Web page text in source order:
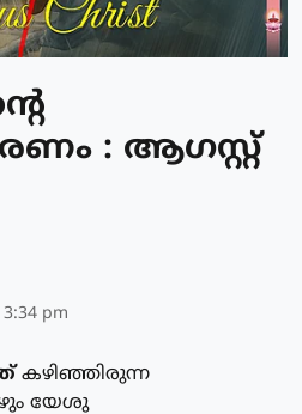
: ആഗസ്റ്റ്
pm
കഴിഞ്ഞിരുന്ന
യേശു